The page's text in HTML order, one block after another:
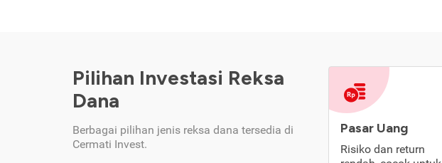
Pilihan Investasi Reksa
Dana
Berbagai pilihan jenis reksa dana tersedia di
Cermati Invest.
Pasar Uang
Risiko dan return